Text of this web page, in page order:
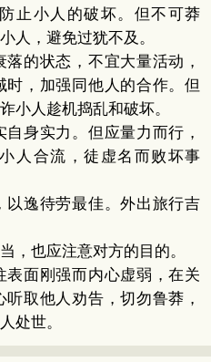
止小人的破坏。但不可莽
人，避免过犹不及。
落的状态，不宜大量活动，
，加强同他人的合作。但
小人趁机捣乱和破坏。
自身实力。但应量力而行，
人合流，徒虚名而败坏事
以逸待劳最佳。外出旅行吉
，也应注意对方的目的。
表面刚强而内心虚弱，在关
取他人劝告，切勿鲁莽，
处世。